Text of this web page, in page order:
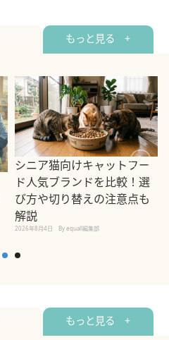
もっと見る +
シニア猫向けキャットフー
ド人気ブランドを比較！選
び方や切り替えの注意点も
解説
2026年8月4日 By equall編集部
もっと見る +